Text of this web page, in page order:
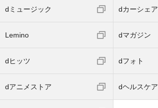
dミュージック dカーシェア
Lemino dマガジン
dヒッツ dフォト
dアニメストア dヘルスケア